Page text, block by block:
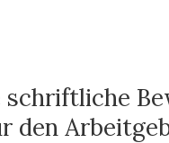
schriftliche
den